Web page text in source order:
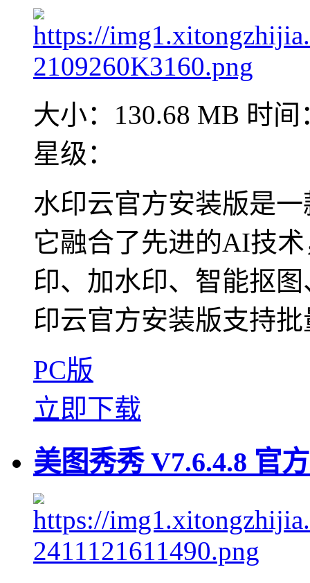
大小：130.68 MB 时间
星级：
水印云官方安装版是
它融合了先进的AI技
印、加水印、智能抠
印云官方安装版支持
PC版
立即下载
美图秀秀 V7.6.4.8 官